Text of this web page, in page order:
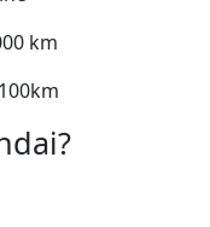
km